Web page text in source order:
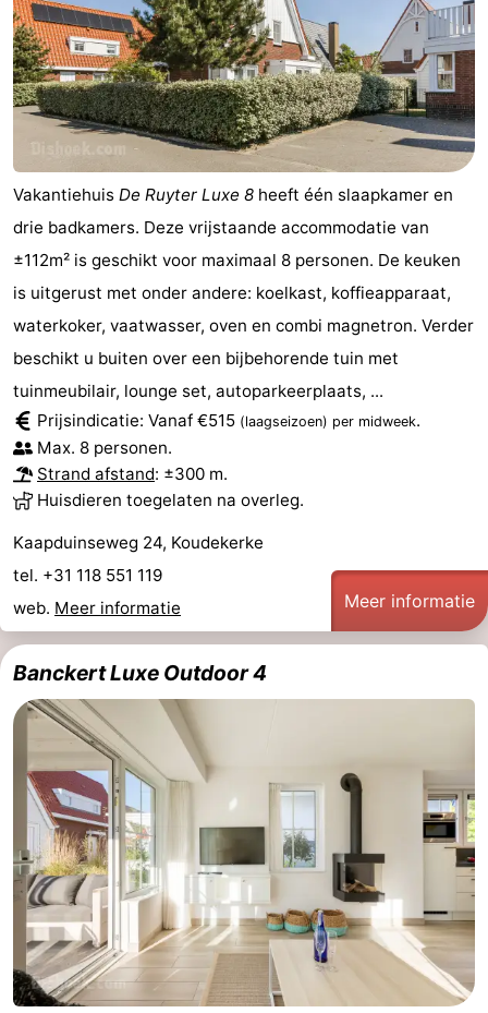
Vakantiehuis De Ruyter Luxe 8 heeft één slaapkamer en
drie badkamers. Deze vrijstaande accommodatie van
±112m² is geschikt voor maximaal 8 personen. De keuken
is uitgerust met onder andere: koelkast, koffieapparaat,
waterkoker, vaatwasser, oven en combi magnetron. Verder
beschikt u buiten over een bijbehorende tuin met
tuinmeubilair, lounge set, autoparkeerplaats, ...
Prijsindicatie: Vanaf €515 (laagseizoen) per midweek.
Max. 8 personen.
Strand afstand: ±300 m.
Huisdieren toegelaten na overleg.
Kaapduinseweg 24, Koudekerke
tel. +31 118 551 119
web. Meer informatie Meer informatie
Banckert Luxe Outdoor 4